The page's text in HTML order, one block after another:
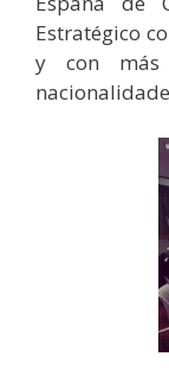
Estratégico
y con más